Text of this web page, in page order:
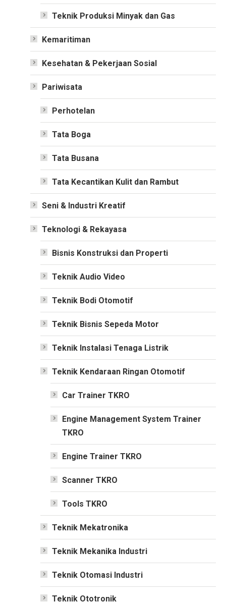
Teknik Produksi Minyak dan Gas
Kemaritiman
Kesehatan & Pekerjaan Sosial
Pariwisata
Perhotelan
Tata Boga
Tata Busana
Tata Kecantikan Kulit dan Rambut
Seni & Industri Kreatif
Teknologi & Rekayasa
Bisnis Konstruksi dan Properti
Teknik Audio Video
Teknik Bodi Otomotif
Teknik Bisnis Sepeda Motor
Teknik Instalasi Tenaga Listrik
Teknik Kendaraan Ringan Otomotif
Car Trainer TKRO
Engine Management System Trainer
TKRO
Engine Trainer TKRO
Scanner TKRO
Tools TKRO
Teknik Mekatronika
Teknik Mekanika Industri
Teknik Otomasi Industri
Teknik Ototronik